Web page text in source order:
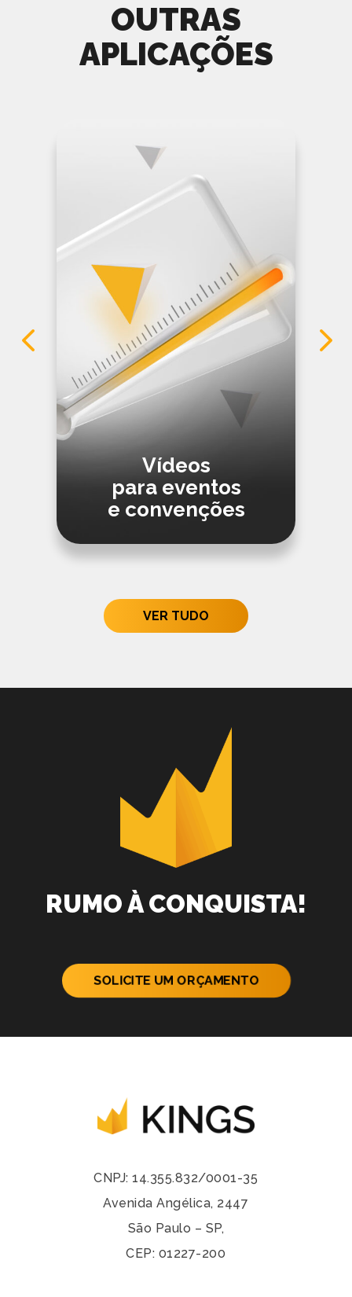
OUTRAS
APLICAÇÕES
Vídeos
para eventos
e convenções
VER TUDO
RUMO À CONQUISTA!
SOLICITE UM ORÇAMENTO
CNPJ: 14.355.832/0001-35
Avenida Angélica, 2447
São Paulo – SP,
CEP: 01227-200